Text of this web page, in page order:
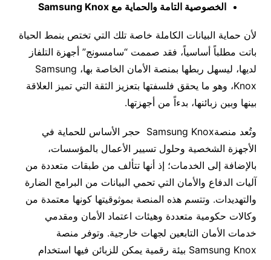
الخصوصية التامة والحماية مع Samsung Knox
لأن حماية البيانات الكاملة خاصة تلك التي تختص بنمط الحياة
باتت مطلباً أساسياً، فقد صممت “سامسونج” أجهزة التلفاز
لديها، ليسهل ربطها بمنصة الأمان الخاصة بها، Samsung
Knox، وهو ما يحقق فلسفتها بتعزيز الثقة التي تميز العلاقة
بينها وبين زبائنها، بدءاً من أجهزتها.
وتُعد منصةSamsung Knox حجر الأساس للحماية في
الأجهزة الشخصية وحلول تسيير الأعمال بالمؤسسات،
بالإضافة إلى الخدمات؛ إذ أنها تتألف من طبقات متعددة من
آليات الدفاع والأمان التي تحمي البيانات من البرامج الضارة
والتهديدات. وتتسم هذه المنصة بموثوقيتها كونها معتمدة من
وكالات حكومية متعددة وهيئات اعتماد الأمان ومقدمي
خدمات الأمان التابعين لجهات خارجية. وتوفر منصة
Samsung Knox بيئة رقمية يمكن للزبائن فيها استخدام